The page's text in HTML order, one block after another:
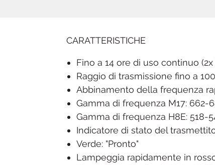
CARATTERISTICHE
Fino a 14 ore di uso continuo
Raggio di trasmissione fino a
Abbinamento della frequenza
Gamma di frequenza M17: 662-
Gamma di frequenza H8E: 518-
Indicatore di stato del
Verde: "Pronto"
Lampeggia rapidamente in